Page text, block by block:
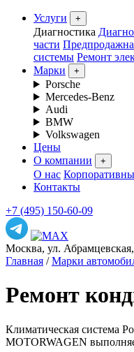
Услуги +
Диагностика
части
системы Ремонт
Марки
+
Porsche
Mercedes-Benz
Audi
BMW
Volkswagen
Цены
О компании
+
О нас
Контакты
+7 (495) 150-60-09
Москва, ул.
Главная / Марки
Ремонт
Климатическая система
MOTORWAGEN